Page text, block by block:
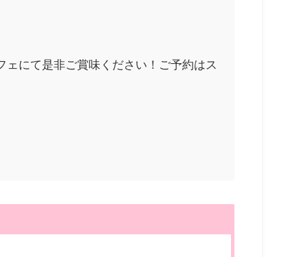
にて是非ご賞味ください！ご予約はス